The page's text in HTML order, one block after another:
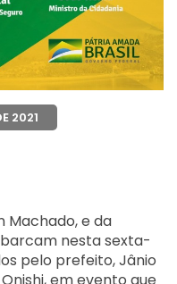
2021
Machado, e da
nesta sexta-
pelo prefeito, Jânio